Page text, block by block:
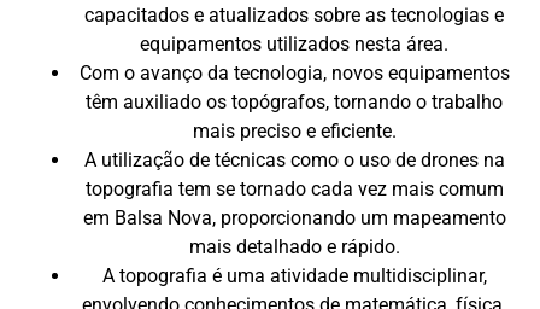
capacitados e atualizados sobre as tecnologias e
equipamentos utilizados nesta área.
Com o avanço da tecnologia, novos equipamentos
têm auxiliado os topógrafos, tornando o trabalho
mais preciso e eficiente.
A utilização de técnicas como o uso de drones na
topografia tem se tornado cada vez mais comum
em Balsa Nova, proporcionando um mapeamento
mais detalhado e rápido.
A topografia é uma atividade multidisciplinar,